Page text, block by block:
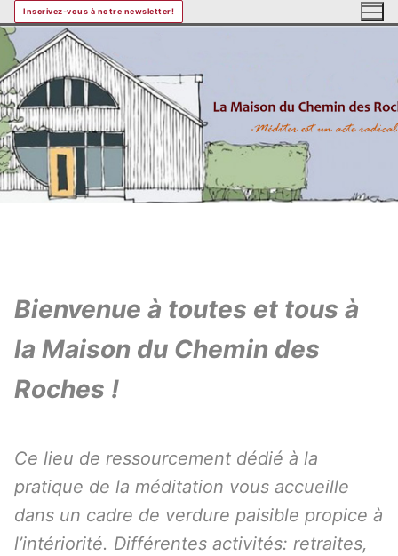
Aller
au
contenu
Inscrivez-vous à notre newsletter!
Bienvenue à toutes et tous à
la Maison du Chemin des
Roches !
Ce lieu de ressourcement dédié à la
pratique de la méditation vous accueille
dans un cadre de verdure paisible propice à
l’intériorité. Différentes activités: retraites,